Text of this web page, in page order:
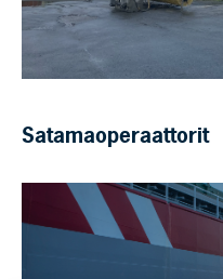
Satamaoperaattorit